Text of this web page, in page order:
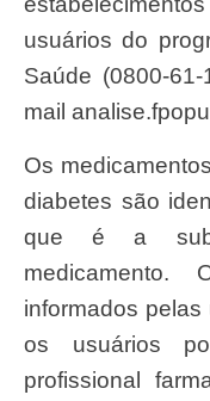
usuários do
Saúde (0800-
mail
Os medicamentos gratuitos para hipertensão e
diabetes são
que é a
medicamento.
informados
os usuários
profissional